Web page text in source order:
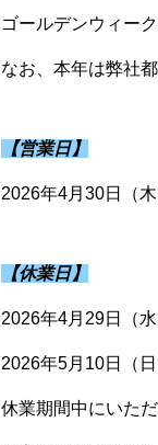
ゴールデンウィー
なお、本年は弊社
【営業日】
2026年4月30日（
【休業日】
2026年4月29日（
2026年5月10日（
休業期間中にいた